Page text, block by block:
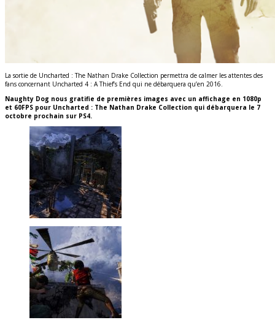
La sortie de Uncharted : The Nathan Drake Collection permettra de calmer les attentes des
fans concernant Uncharted 4 : A Thief’s End qui ne débarquera qu’en 2016.
Naughty Dog nous gratifie de premières images avec un affichage en 1080p
et 60FPS pour Uncharted : The Nathan Drake Collection qui débarquera le 7
octobre prochain sur PS4.